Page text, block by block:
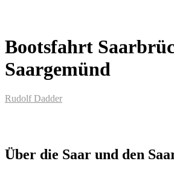
Bootsfahrt
Saargemünd
Rudolf Dadder
Über die Saar und den